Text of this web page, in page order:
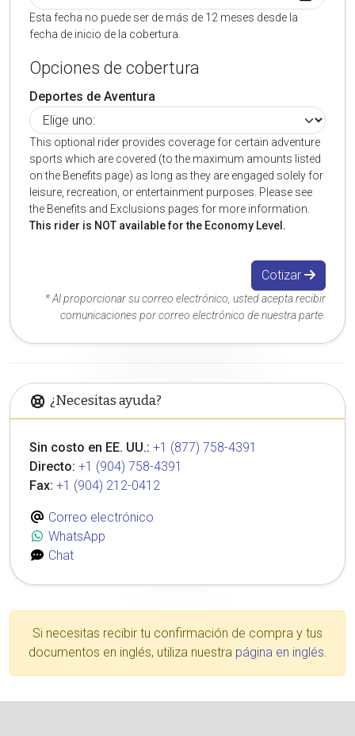
Esta fecha no puede ser de más de 12 meses desde la
fecha de inicio de la cobertura.
Opciones de cobertura
Deportes de Aventura
This optional rider provides coverage for certain adventure
sports which are covered (to the maximum amounts listed
on the Benefits page) as long as they are engaged solely for
leisure, recreation, or entertainment purposes. Please see
the Benefits and Exclusions pages for more information.
This rider is NOT available for the Economy Level.
Cotizar
* Al proporcionar su correo electrónico, usted acepta recibir
comunicaciones por correo electrónico de nuestra parte.
¿Necesitas ayuda?
Sin costo en EE. UU.: +1 (877) 758-4391
Directo: +1 (904) 758-4391
Fax: +1 (904) 212-0412
Correo electrónico
WhatsApp
Chat
Si necesitas recibir tu confirmación de compra y tus
documentos en inglés, utiliza nuestra página en inglés.